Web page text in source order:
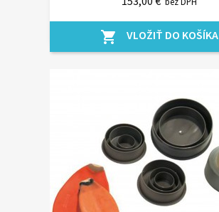
shopping_cart VLOŽIŤ DO KOŠÍKA